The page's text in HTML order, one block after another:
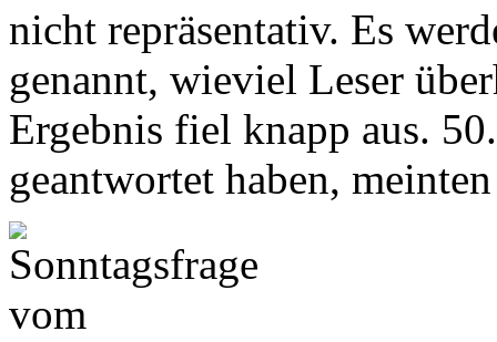
nicht repräsentativ. Es
genannt, wieviel Leser
Ergebnis fiel knapp aus.
geantwortet haben,